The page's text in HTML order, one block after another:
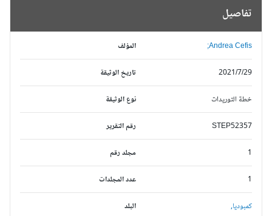
تفاصيل
المؤلف Andrea Cefis;
تاريخ الوثيقة 2021/7/29
نوع الوثيقة خطة التوريدات
رقم التقرير STEP52357
مجلد رقم
عدد المجلدات
البلد كمبوديا,